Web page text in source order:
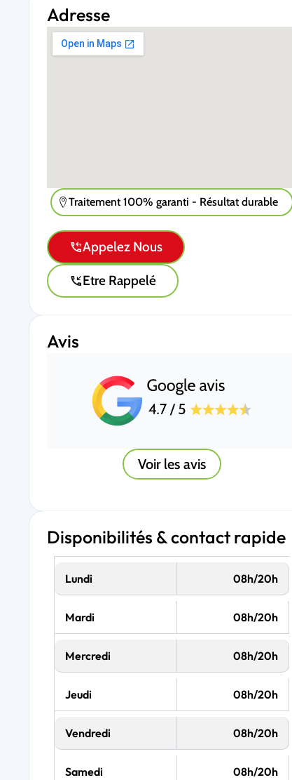
Adresse
Traitement 100% garanti - Résultat durable
Appelez Nous
Etre Rappelé
Avis
Voir les avis
Disponibilités & contact rapide
Lundi 08h/20h
Mardi 08h/20h
Mercredi 08h/20h
Jeudi 08h/20h
Vendredi 08h/20h
Samedi 08h/20h